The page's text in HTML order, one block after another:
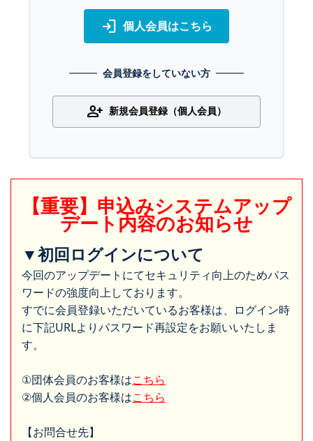
login 個人会員はこちら
会員登録をしていない方
person_add 新規会員登録（個人会員）
【重要】申込みシステムアップ
デート内容のお知らせ
▼初回ログインについて
今回のアップデートにてセキュリティ向上のためパス
ワードの強度向上しております。
すでに会員登録いただいているお客様は、ログイン時
に下記URLよりパスワード再設定をお願いいたしま
す。
①団体会員のお客様はこちら
②個人会員のお客様はこちら
【お問合せ先】